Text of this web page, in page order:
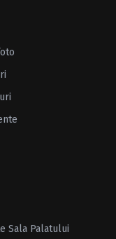
Sala Palatului